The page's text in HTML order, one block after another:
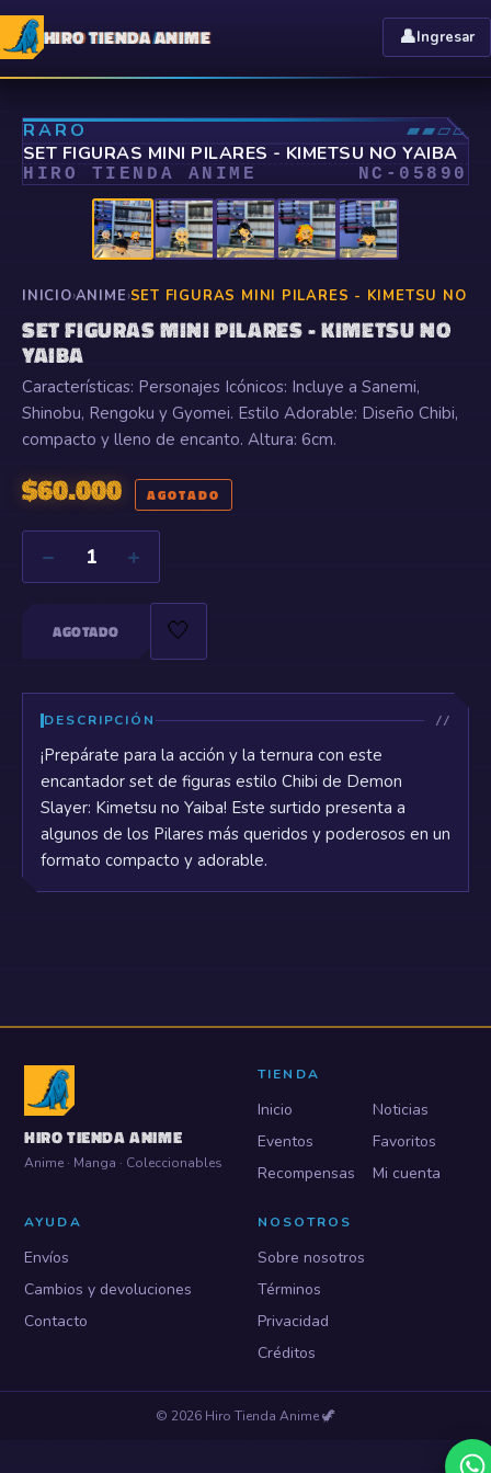
HIRO TIENDA ANIME 👤Ingresar
RARO ▰▰▱▱
⤢
SET FIGURAS MINI PILARES - KIMETSU NO YAIBA
HIRO TIENDA ANIME NC- 05890
INICIO›ANIME›SET FIGURAS MINI PILARES - KIMETSU NO
SET FIGURAS MINI PILARES - KIMETSU NO
YAIBA
Características: Personajes Icónicos: Incluye a Sanemi,
Shinobu, Rengoku y Gyomei. Estilo Adorable: Diseño Chibi,
compacto y lleno de encanto. Altura: 6cm.
$60.000 AGOTADO
− 1 +
AGOTADO 🤍
DESCRIPCIÓN
¡Prepárate para la acción y la ternura con este
encantador set de figuras estilo Chibi de Demon
Slayer: Kimetsu no Yaiba! Este surtido presenta a
algunos de los Pilares más queridos y poderosos en un
formato compacto y adorable.
HIRO TIENDA ANIME
Anime · Manga · Coleccionables
TIENDA
Inicio
Noticias
Eventos
Favoritos
Recompensas
Mi cuenta
AYUDA
Envíos
Cambios y devoluciones
Contacto
NOSOTROS
Sobre nosotros
Términos
Privacidad
Créditos
© 2026 Hiro Tienda Anime🦖